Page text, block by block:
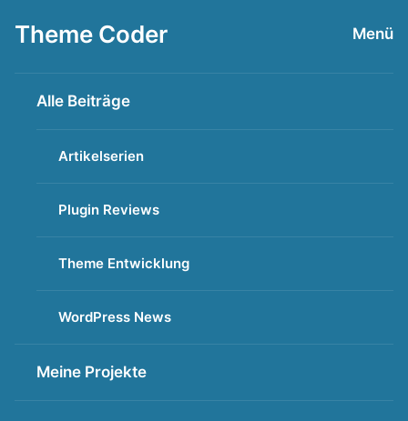
Inhalt
Theme Coder Menü
Alle Beiträge
Artikelserien
Plugin Reviews
Theme Entwicklung
WordPress News
Meine Projekte